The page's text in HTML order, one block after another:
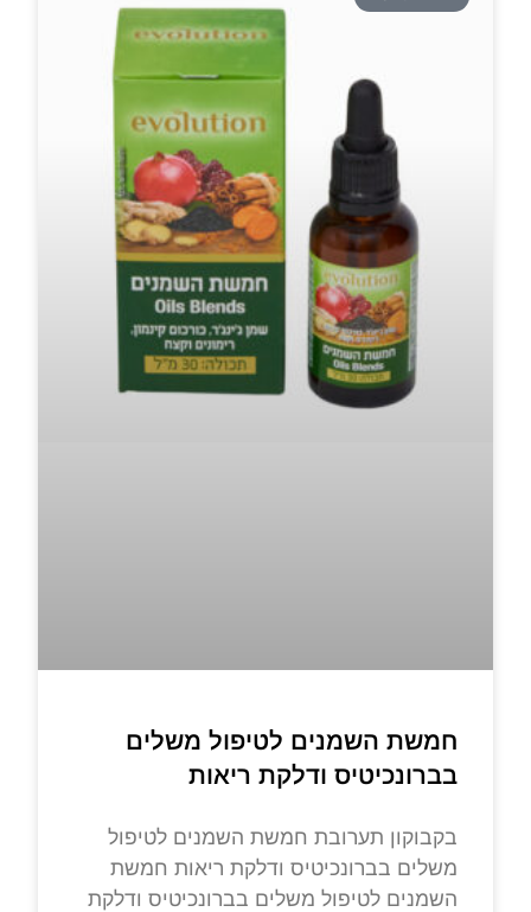
חמשת השמנים לטיפול משלים
בברונכיטיס ודלקת ריאות
בקבוקון תערובת חמשת השמנים לטיפול
משלים בברונכיטיס ודלקת ריאות חמשת
השמנים לטיפול משלים בברונכיטיס ודלקת